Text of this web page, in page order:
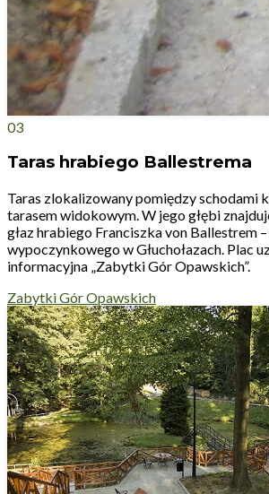
03
Taras hrabiego Ballestrema
Taras zlokalizowany pomiędzy schodami
tarasem widokowym. W jego głębi
głaz hrabiego Franciszka von Ballestrem
wypoczynkowego w Głuchołazach. Plac
informacyjna „Zabytki Gór Opawskich”.
Zabytki Gór Opawskich